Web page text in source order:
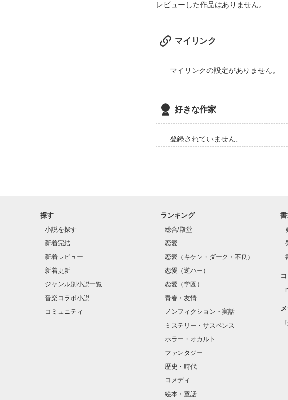
レビューした作品はありません。
マイリンク
マイリンクの設定がありません。
好きな作家
登録されていません。
探す
小説を探す
新着完結
新着レビュー
新着更新
ジャンル別小説一覧
音楽コラボ小説
コミュニティ
ランキング
総合/殿堂
恋愛
恋愛（キケン・ダーク・不良）
恋愛（逆ハー）
恋愛（学園）
青春・友情
ノンフィクション・実話
ミステリー・サスペンス
ホラー・オカルト
ファンタジー
歴史・時代
コメディ
絵本・童話